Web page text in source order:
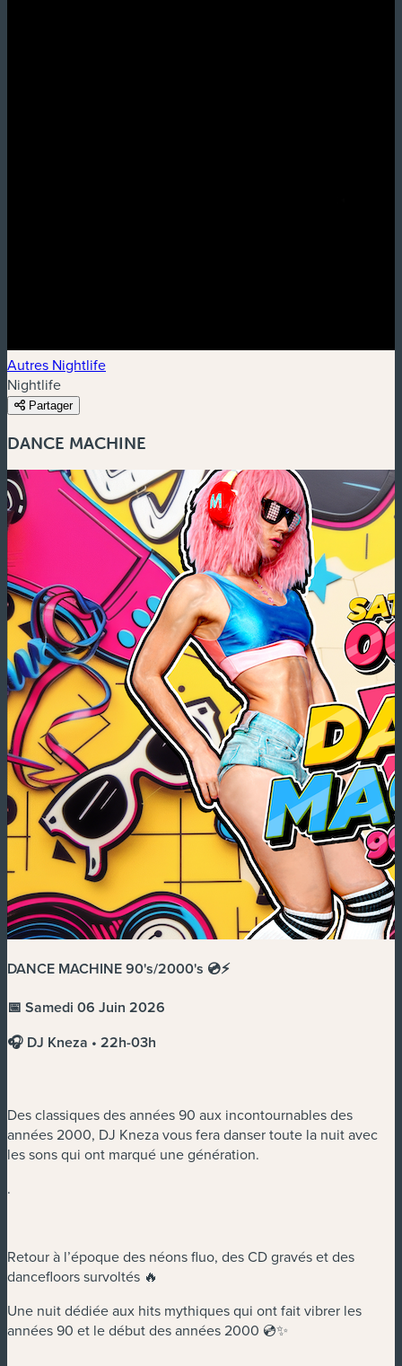
Autres Nightlife
Nightlife
Partager
DANCE MACHINE
DANCE MACHINE 90's/2000's 💿⚡️
📅 Samedi 06 Juin 2026
🎧 DJ Kneza • 22h-03h
Des classiques des années 90 aux incontournables des
années 2000, DJ Kneza vous fera danser toute la nuit avec
les sons qui ont marqué une génération.
.
Retour à l’époque des néons fluo, des CD gravés et des
dancefloors survoltés 🔥
Une nuit dédiée aux hits mythiques qui ont fait vibrer les
années 90 et le début des années 2000 💿✨